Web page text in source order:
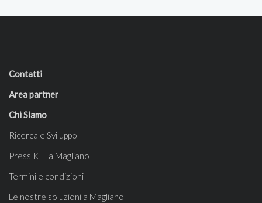
Contatti
Area partner
Chi Siamo
Ricerca e Sviluppo
Press KIT a Magliano
Termini e condizioni
Le nostre soluzioni a Magliano